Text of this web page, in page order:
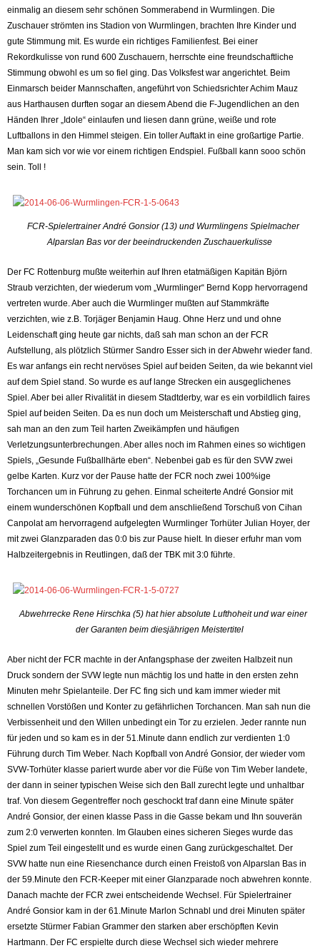
einmalig an diesem sehr schönen Sommerabend in Wurmlingen. Die
Zuschauer strömten ins Stadion von Wurmlingen, brachten Ihre Kinder und
gute Stimmung mit. Es wurde ein richtiges Familienfest. Bei einer
Rekordkulisse von rund 600 Zuschauern, herrschte eine freundschaftliche
Stimmung obwohl es um so fiel ging. Das Volksfest war angerichtet. Beim
Einmarsch beider Mannschaften, angeführt von Schiedsrichter Achim Mauz
aus Harthausen durften sogar an diesem Abend die F-Jugendlichen an den
Händen Ihrer „Idole“ einlaufen und liesen dann grüne, weiße und rote
Luftballons in den Himmel steigen. Ein toller Auftakt in eine großartige Partie.
Man kam sich vor wie vor einem richtigen Endspiel. Fußball kann sooo schön
sein. Toll !
FCR-Spielertrainer André Gonsior (13) und Wurmlingens Spielmacher
Alparslan Bas vor der beeindruckenden Zuschauerkulisse
Der FC Rottenburg mußte weiterhin auf Ihren etatmäßigen Kapitän Björn
Straub verzichten, der wiederum vom „Wurmlinger“ Bernd Kopp hervorragend
vertreten wurde. Aber auch die Wurmlinger mußten auf Stammkräfte
verzichten, wie z.B. Torjäger Benjamin Haug. Ohne Herz und und ohne
Leidenschaft ging heute gar nichts, daß sah man schon an der FCR
Aufstellung, als plötzlich Stürmer Sandro Esser sich in der Abwehr wieder fand.
Es war anfangs ein recht nervöses Spiel auf beiden Seiten, da wie bekannt viel
auf dem Spiel stand. So wurde es auf lange Strecken ein ausgeglichenes
Spiel. Aber bei aller Rivalität in diesem Stadtderby, war es ein vorbildlich faires
Spiel auf beiden Seiten. Da es nun doch um Meisterschaft und Abstieg ging,
sah man an den zum Teil harten Zweikämpfen und häufigen
Verletzungsunterbrechungen. Aber alles noch im Rahmen eines so wichtigen
Spiels, „Gesunde Fußballhärte eben“. Nebenbei gab es für den SVW zwei
gelbe Karten. Kurz vor der Pause hatte der FCR noch zwei 100%ige
Torchancen um in Führung zu gehen. Einmal scheiterte André Gonsior mit
einem wunderschönen Kopfball und dem anschließend Torschuß von Cihan
Canpolat am hervorragend aufgelegten Wurmlinger Torhüter Julian Hoyer, der
mit zwei Glanzparaden das 0:0 bis zur Pause hielt. In dieser erfuhr man vom
Halbzeitergebnis in Reutlingen, daß der TBK mit 3:0 führte.
Abwehrrecke Rene Hirschka (5) hat hier absolute Lufthoheit und war einer
der Garanten beim diesjährigen Meistertitel
Aber nicht der FCR machte in der Anfangsphase der zweiten Halbzeit nun
Druck sondern der SVW legte nun mächtig los und hatte in den ersten zehn
Minuten mehr Spielanteile. Der FC fing sich und kam immer wieder mit
schnellen Vorstößen und Konter zu gefährlichen Torchancen. Man sah nun die
Verbissenheit und den Willen unbedingt ein Tor zu erzielen. Jeder rannte nun
für jeden und so kam es in der 51.Minute dann endlich zur verdienten 1:0
Führung durch Tim Weber. Nach Kopfball von André Gonsior, der wieder vom
SVW-Torhüter klasse pariert wurde aber vor die Füße von Tim Weber landete,
der dann in seiner typischen Weise sich den Ball zurecht legte und unhaltbar
traf. Von diesem Gegentreffer noch geschockt traf dann eine Minute später
André Gonsior, der einen klasse Pass in die Gasse bekam und Ihn souverän
zum 2:0 verwerten konnten. Im Glauben eines sicheren Sieges wurde das
Spiel zum Teil eingestellt und es wurde einen Gang zurückgeschaltet. Der
SVW hatte nun eine Riesenchance durch einen Freistoß von Alparslan Bas in
der 59.Minute den FCR-Keeper mit einer Glanzparade noch abwehren konnte.
Danach machte der FCR zwei entscheidende Wechsel. Für Spielertrainer
André Gonsior kam in der 61.Minute Marlon Schnabl und drei Minuten später
ersetzte Stürmer Fabian Grammer den starken aber erschöpften Kevin
Hartmann. Der FC erspielte durch diese Wechsel sich wieder mehrere